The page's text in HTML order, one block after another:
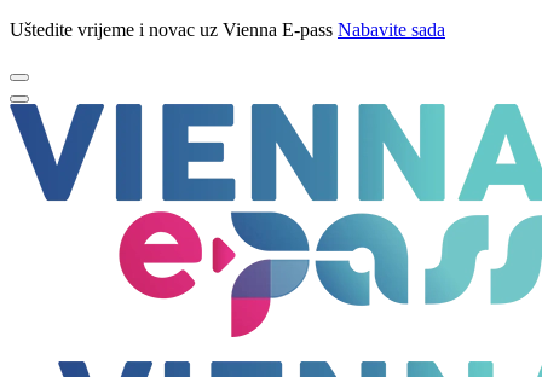
Uštedite vrijeme i novac uz Vienna E-pass Nabavite sada